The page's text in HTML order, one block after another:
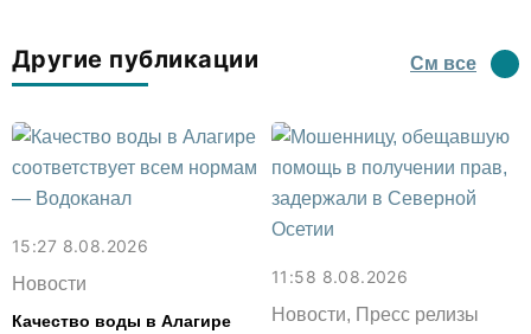
Другие публикации См все
15:27 8.08.2026
Новости
Качество воды в Алагире
11:58 8.08.2026
Новости, Пресс релизы